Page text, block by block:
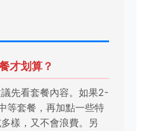
才划算？
先看套餐內容。如果2-
等套餐，再加點一些特
樣，又不會浪費。另